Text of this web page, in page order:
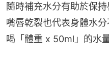
隨時補充水分有助於保
嘴唇乾裂也代表身體水
喝「體重 x 50ml」的水